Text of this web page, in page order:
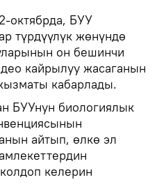
октябрда, БУУ
түрдүүлүк жөнүндө
он бешинчи
кайрылуу жасаганын
кабарлады.
БУУнун биологиялык
айтып, өлкө эл
келерин